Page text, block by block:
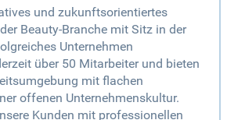
und zukunftsorientiertes
Beauty-Branche mit Sitz in der
Unternehmen
über 50 Mitarbeiter und bieten
mit flachen
offenen Unternehmenskultur.
Kunden mit professionellen